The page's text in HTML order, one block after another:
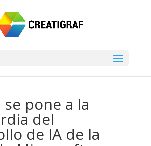
se pone a la
del
de IA de la